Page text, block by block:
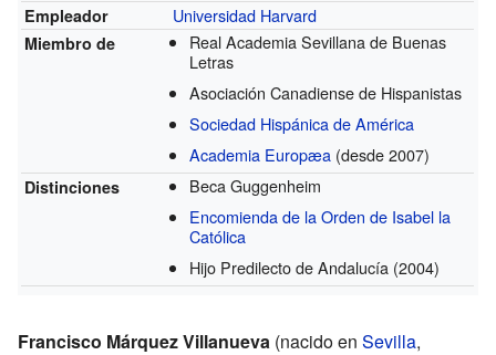
Empleador Universidad Harvard
Miembro de
Real Academia Sevillana de Buenas
Letras
Asociación Canadiense de Hispanistas
Sociedad Hispánica de América
Academia Europæa (desde 2007)
Distinciones
Beca Guggenheim
Encomienda de la Orden de Isabel la
Católica
Hijo Predilecto de Andalucía (2004)
Francisco Márquez Villanueva (nacido en Sevilla,